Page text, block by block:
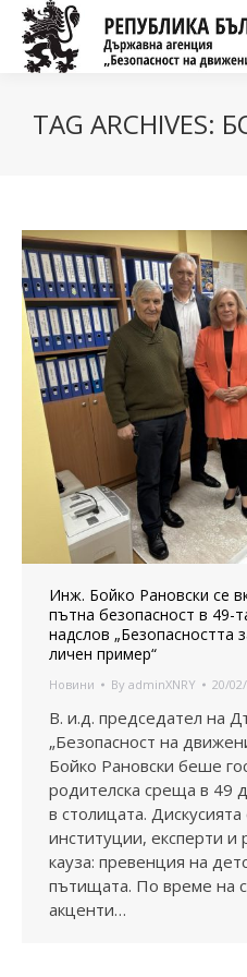
TAG ARCHIVES:
Инж. Бойко Рановски се
пътна безопасност в 49-
надслов „Безопасността
личен пример“
Новини By adminXNRY 20/
В. и.д. председател на
„Безопасност на
Бойко Рановски беше
родителска среща в 49
в столицата.
институции, експерти
кауза: превенция на
пътищата. По време на
акценти…